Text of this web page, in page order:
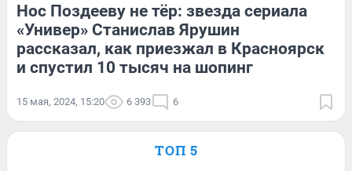
Нос Поздееву не тёр: звезда сериала
«Универ» Станислав Ярушин
рассказал, как приезжал в Красноярск
и спустил 10 тысяч на шопинг
15 мая, 2024, 15:20 6 393 6
ТОП 5